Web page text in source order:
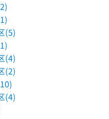
(5)
(4)
(2)
(4)